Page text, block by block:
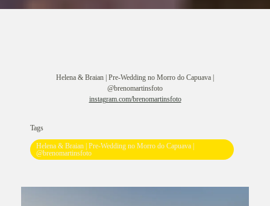
Helena & Braian | Pre-Wedding no Morro do Capuava |
@brenomartinsfoto
instagram.com/brenomartinsfoto
Tags
Helena & Braian | Pre-Wedding no Morro do Capuava |
@brenomartinsfoto